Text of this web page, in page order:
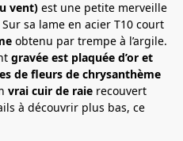
vent) est une petite merveille
Sur sa lame en acier T10 court
obtenu par trempe à l’argile.
gravée est plaquée d’or et
de fleurs de chrysanthème
vrai cuir de raie recouvert
à découvrir plus bas, ce